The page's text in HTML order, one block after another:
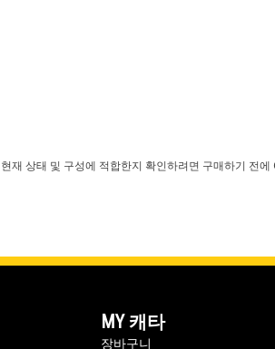
상태 및 구성에 적합한지 확인하려면 구매하기 전
MY 캐타
장바구니